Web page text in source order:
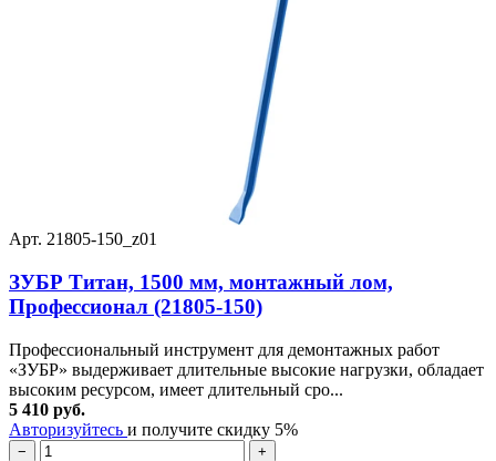
Арт. 21805-150_z01
ЗУБР Титан, 1500 мм, монтажный лом,
Профессионал (21805-150)
Профессиональный инструмент для демонтажных работ
«ЗУБР» выдерживает длительные высокие нагрузки, обладает
высоким ресурсом, имеет длительный сро...
5 410 руб.
Авторизуйтесь и получите скидку 5%
−
+